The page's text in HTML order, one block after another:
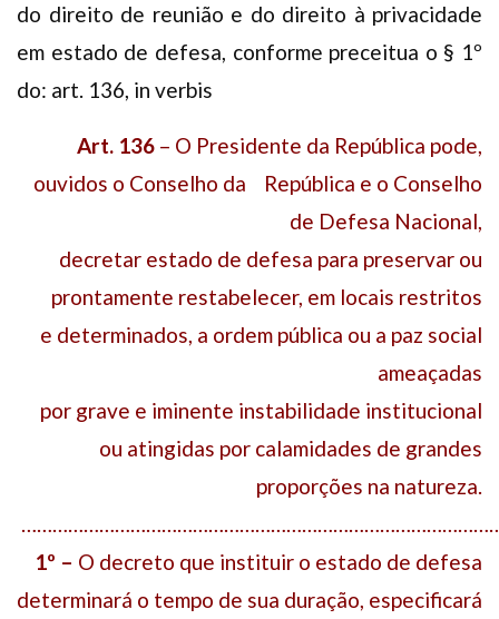
do direito de reunião e do direito à privacidade
em estado de defesa, conforme preceitua o § 1º
do: art. 136, in verbis
Art. 136 – O Presidente da República pode,
ouvidos o Conselho da República e o Conselho
de Defesa Nacional,
decretar estado de defesa para preservar ou
prontamente restabelecer, em locais restritos
e determinados, a ordem pública ou a paz social
ameaçadas
por grave e iminente instabilidade institucional
ou atingidas por calamidades de grandes
proporções na natureza.
1º – O decreto que instituir o estado de defesa
determinará o tempo de sua duração, especificará